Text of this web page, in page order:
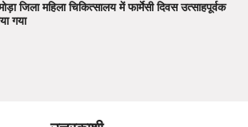
जिला महिला चिकित्सालय में फार्मेसी दिवस उत्साहपूर्वक
गया